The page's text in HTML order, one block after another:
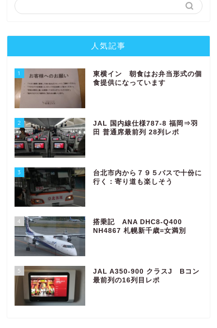
人気記事
1
東横イン 朝食はお弁当形式の個
食提供になっています
2
JAL 国内線仕様787-8 福岡⇒羽
田 普通席最前列 28列レポ
3
台北市内から７９５バスで十份に
行く：寄り道も楽しそう
4
搭乗記 ANA DHC8-Q400
NH4867 札幌新千歳=女満別
5
JAL A350-900 クラスJ Bコン
最前列の16列目レポ